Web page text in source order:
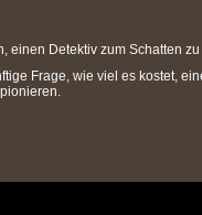
einen Detektiv zum Schatten
Frage, wie viel es kostet,